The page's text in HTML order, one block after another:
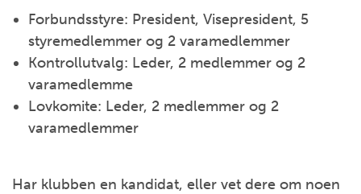
Forbundsstyre: President, Visepresident, 5
styremedlemmer og 2 varamedlemmer
Kontrollutvalg: Leder, 2 medlemmer og 2
varamedlemme
Lovkomite: Leder, 2 medlemmer og 2
varamedlemmer
Har klubben en kandidat, eller vet dere om noen